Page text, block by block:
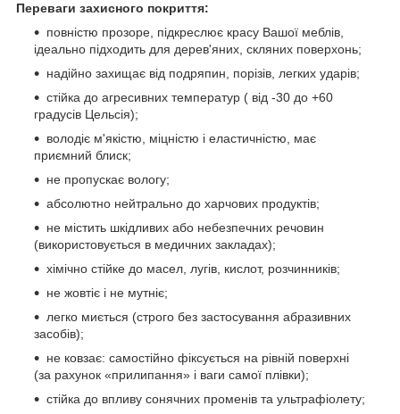
Переваги захисного покриття:
повністю прозоре, підкреслює красу Вашої меблів,
ідеально підходить для дерев'яних, скляних поверхонь;
надійно захищає від подряпин, порізів, легких ударів;
стійка до агресивних температур ( від -30 до +60
градусів Цельсія);
володіє м'якістю, міцністю і еластичністю, має
приємний блиск;
не пропускає вологу;
абсолютно нейтрально до харчових продуктів;
не містить шкідливих або небезпечних речовин
(використовується в медичних закладах);
хімічно стійке до масел, лугів, кислот, розчинників;
не жовтіє і не мутніє;
легко миється (строго без застосування абразивних
засобів);
не ковзає: самостійно фіксується на рівній поверхні
(за рахунок «прилипання» і ваги самої плівки);
стійка до впливу сонячних променів та ультрафіолету;